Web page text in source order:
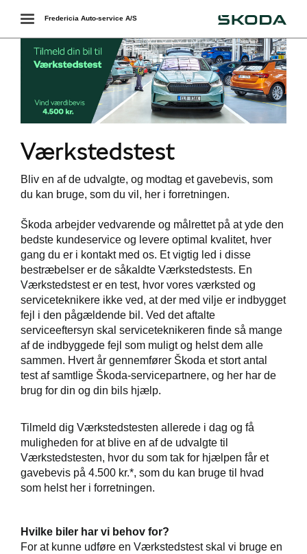
= højere
mindre slid
Toggle
navigation
Fredericia Auto-service A/S
Værkstedstest
Bliv en af de udvalgte, og modtag et gavebevis, som
du kan bruge, som du vil, her i forretningen.
Škoda arbejder vedvarende og målrettet på at yde den
bedste kundeservice og levere optimal kvalitet, hver
gang du er i kontakt med os. Et vigtig led i disse
bestræbelser er de såkaldte Værkstedstests. En
Værkstedstest er en test, hvor vores værksted og
serviceteknikere ikke ved, at der med vilje er indbygget
fejl i den pågældende bil. Ved det aftalte
serviceeftersyn skal serviceteknikeren finde så mange
af de indbyggede fejl som muligt og helst dem alle
sammen. Hvert år gennemfører Škoda et stort antal
test af samtlige Škoda-servicepartnere, og her har de
brug for din og din bils hjælp.
Tilmeld dig Værkstedstesten allerede i dag og få
muligheden for at blive en af de udvalgte til
Værkstedstesten, hvor du som tak for hjælpen får et
gavebevis på 4.500 kr.*, som du kan bruge til hvad
som helst her i forretningen.
Hvilke biler har vi behov for?
For at kunne udføre en Værkstedstest skal vi bruge en